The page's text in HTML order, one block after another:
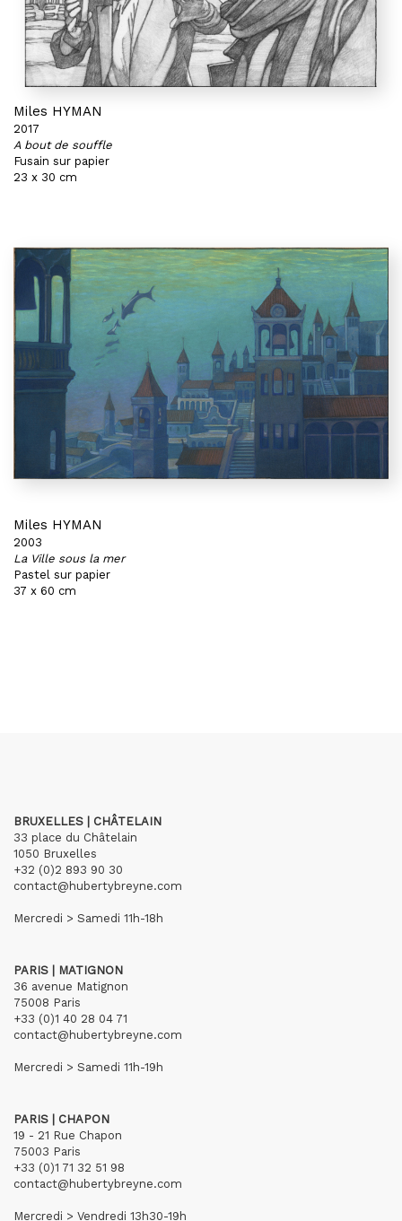
Miles HYMAN
2017
A bout de souffle
Fusain sur papier
23 x 30 cm
Miles HYMAN
2003
La Ville sous la mer
Pastel sur papier
37 x 60 cm
BRUXELLES | CHÂTELAIN
33 place du Châtelain
1050 Bruxelles
+32 (0)2 893 90 30
contact@hubertybreyne.com
Mercredi > Samedi 11h-18h
PARIS | MATIGNON
36 avenue Matignon
75008 Paris
+33 (0)1 40 28 04 71
contact@hubertybreyne.com
Mercredi > Samedi 11h-19h
PARIS | CHAPON
19 - 21 Rue Chapon
75003 Paris
+33 (0)1 71 32 51 98
contact@hubertybreyne.com
Mercredi > Vendredi 13h30-19h